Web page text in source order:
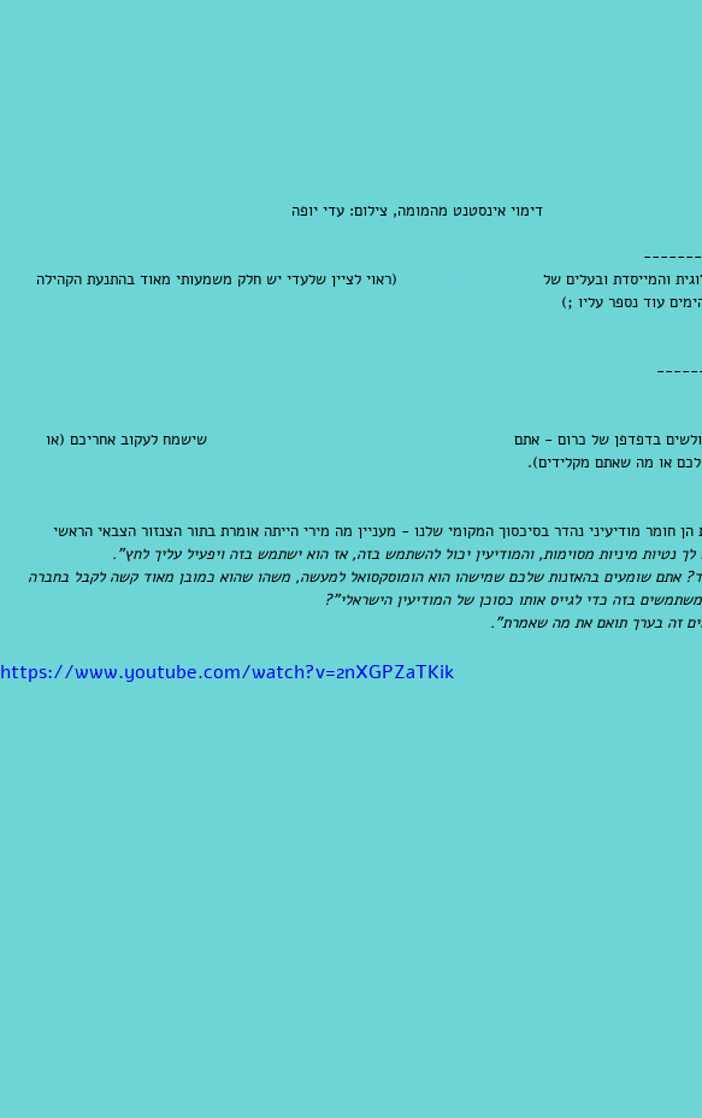
דימוי אינסטנט מהמומה, צילום: עדי יופה
והמייסדת ובעלים של
(ראוי לציין שלעדי יש חלק משמעותי מאוד בהתנעת הקהילה
עוד נספר עליו ;)
בדפדפן של כרום - אתם
שישמח לעקוב אחריכם (או
או מה שאתם מקלידים).
הן חומר מודיעיני נהדר בסיכסוך המקומי שלנו - מעניין מה מירי הייתה אומרת בתור הצנזור הצבאי הראשי
נטיות מיניות מסוימות, והמודיעין יכול להשתמש בזה, אז הוא ישתמש בזה ויפעיל עליך לחץ".
אתם שומעים בהאזנות שלכם שמישהו הוא הומוסקסואל למעשה, משהו שהוא כמובן מאוד קשה לקבל בחברה
בזה כדי לגייס אותו כסוכן של המודיעין הישראלי"?
https://www.youtube.com/watch?v=2nXGPZaTKik